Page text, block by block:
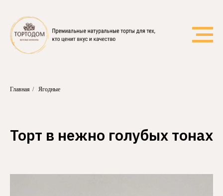
Главная / Ягодные
Торт в нежно голубых тонах